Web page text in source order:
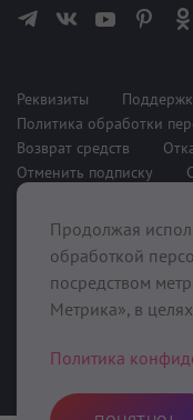
Реквизиты
Политика обработки
Возврат средств
Отменить подписку
Продолжая
обработкой
посредством
Метрика», в
Политика